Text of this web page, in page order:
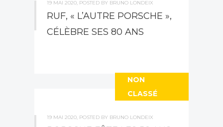
19 MAI 2020, POSTED BY BRUNO LONDEIX
RUF, « L’AUTRE PORSCHE »,
CÉLÈBRE SES 80 ANS
NON
CLASSÉ
19 MAI 2020, POSTED BY BRUNO LONDEIX